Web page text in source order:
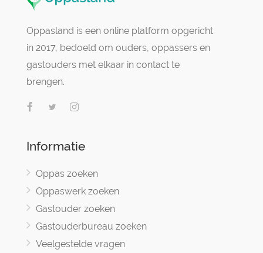
Oppasland is een online platform opgericht
in 2017, bedoeld om ouders, oppassers en
gastouders met elkaar in contact te
brengen.
Informatie
Oppas zoeken
Oppaswerk zoeken
Gastouder zoeken
Gastouderbureau zoeken
Veelgestelde vragen